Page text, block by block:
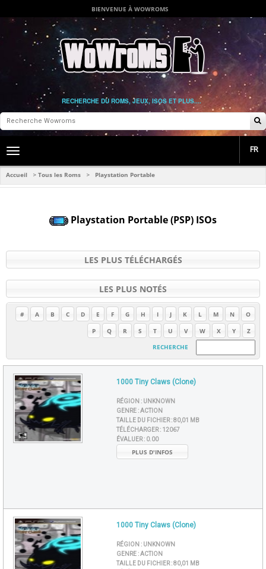
BIENVENUE À WOWROMS
RECHERCHE DU ROMS, JEUX, ISOS ET PLUS....
Toggle
navigation
FR
Accueil > Tous les Roms > Playstation Portable
Playstation Portable (PSP) ISOs
LES PLUS TÉLÉCHARGÉS
LES PLUS NOTÉS
# A B C D E F G H I J K L M N
O
P
Q R S T U V W X Y
Z
RECHERCHE
1000 Tiny Claws (Clone)
RÉGION : UNKNOWN
GENRE :ACTION
TAILLE DU FICHIER :80,01 MB
TÉLÉCHARGER : 12067
ÉVALUER : 0.00
PLUS D'INFOS
1000 Tiny Claws (Clone)
RÉGION : UNKNOWN
GENRE :ACTION
TAILLE DU FICHIER :80,01 MB